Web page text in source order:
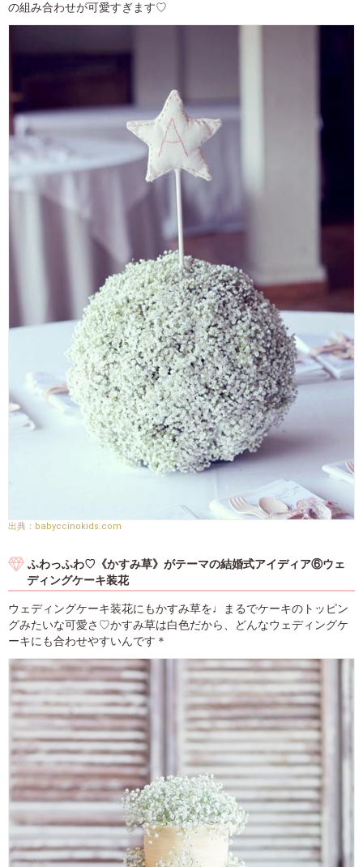
の組み合わせが可愛すぎます♡
babyccinokids.com
ふわっふわ♡《かすみ草》がテーマの結婚式アイディア⑥ウェ
ディングケーキ装花
ウェディングケーキ装花にもかすみ草を♩まるでケーキのトッピン
グみたいな可愛さ♡かすみ草は白色だから、どんなウェディングケ
ーキにも合わせやすいんです＊